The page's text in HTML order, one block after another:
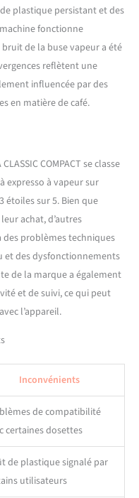
bac d'égouttage
plastique persistant et des
fonctionne
de la buse vapeur a été
reflètent une
influencée par des
en matière de café.
COMPACT se classe
expresso à vapeur sur
étoiles sur 5. Bien que
achat, d’autres
problèmes techniques
et des dysfonctionnements
de la marque a également
et de suivi, ce qui peut
l’appareil.
Inconvénients
de compatibilité
certaines dosettes
de plastique signalé par
utilisateurs